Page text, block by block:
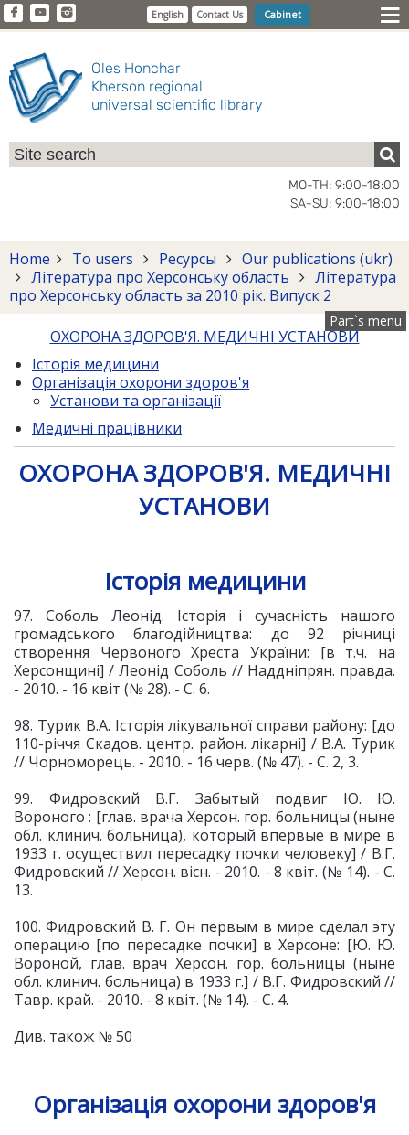
English Contact Us Cabinet
Oles Honchar
Kherson regional
universal scientific library
MO-TH: 9:00-18:00
SA-SU: 9:00-18:00
Home To users Ресурсы
Our publications (ukr)
Література про Херсонську область
Література
про Херсонську область за 2010 рік. Випуск 2
Part`s menu
ОХОРОНА ЗДОРОВ'Я. МЕДИЧНІ УСТАНОВИ
Історія медицини
Організація охорони здоров'я
Установи та організації
Медичні працівники
ОХОРОНА ЗДОРОВ'Я. МЕДИЧНІ
УСТАНОВИ
Історія медицини
97. Соболь Леонід. Історія і сучасність нашого
громадського благодійництва: до 92 річниці
створення Червоного Хреста України: [в т.ч. на
Херсонщині] / Леонід Соболь // Наддніпрян. правда.
- 2010. - 16 квіт (№ 28). - С. 6.
98. Турик В.А. Історія лікувальної справи району: [до
110-річчя Скадов. центр. район. лікарні] / В.А. Турик
// Чорноморець. - 2010. - 16 черв. (№ 47). - С. 2, 3.
99. Фидровский В.Г. Забытый подвиг Ю. Ю.
Вороного : [глав. врача Херсон. гор. больницы (ныне
обл. клинич. больница), который впервые в мире в
1933 г. осуществил пересадку почки человеку] / В.Г.
Фидровский // Херсон. вісн. - 2010. - 8 квіт. (№ 14). - С.
13.
100. Фидровский В. Г. Он первым в мире сделал эту
операцию [по пересадке почки] в Херсоне: [Ю. Ю.
Вороной, глав. врач Херсон. гор. больницы (ныне
обл. клинич. больница) в 1933 г.] / В.Г. Фидровский //
Тавр. край. - 2010. - 8 квіт. (№ 14). - С. 4.
Див. також № 50
Організація охорони здоров'я